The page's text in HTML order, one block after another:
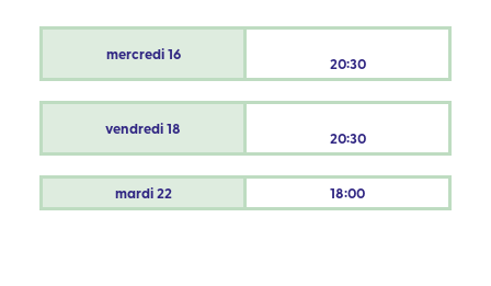
mercredi16 20:30
vendredi18 20:30
mardi22 18:00